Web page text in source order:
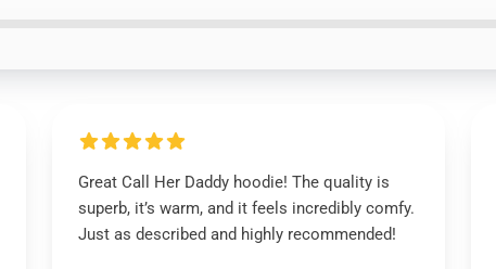
Great Call Her Daddy hoodie! The quality is
superb, it’s warm, and it feels incredibly comfy.
Just as described and highly recommended!